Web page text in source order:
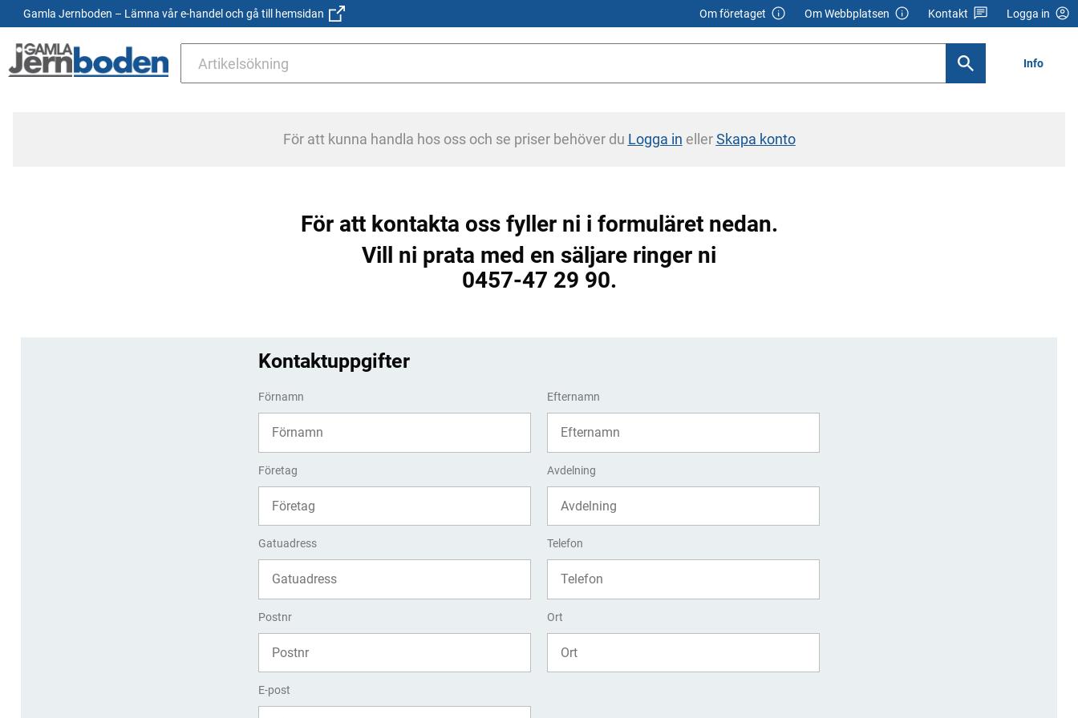
Gamla Jernboden – Lämna vår e-handel och gå till hemsidan Om företaget Om Webbplatsen Kontakt Logga in
Info
För att kunna handla hos oss och se priser behöver du Logga in ellerSkapa konto
För att kontakta oss fyller ni i formuläret nedan.
Vill ni prata med en säljare ringer ni
0457-47 29 90.
Kontaktuppgifter
Förnamn Efternamn
Företag Avdelning
Gatuadress Telefon
Postnr Ort
E-post